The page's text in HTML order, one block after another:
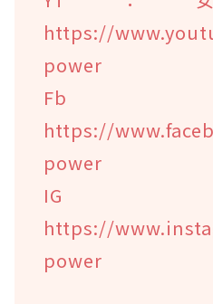
https://
power
https://
power
IG
https://
power